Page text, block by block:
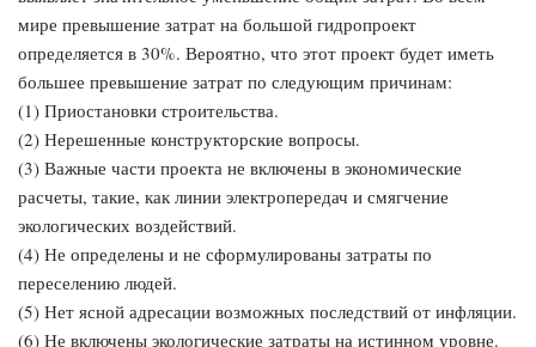
мире превышение затрат на большой гидропроект
определяется в 30%. Вероятно, что этот проект будет иметь
большее превышение затрат по следующим причинам:
(1) Приостановки строительства.
(2) Нерешенные конструкторские вопросы.
(3) Важные части проекта не включены в экономические
расчеты, такие, как линии электропередач и смягчение
экологических воздействий.
(4) Не определены и не сформулированы затраты по
переселению людей.
(5) Нет ясной адресации возможных последствий от инфляции.
(6) Не включены экологические затраты на истинном уровне.